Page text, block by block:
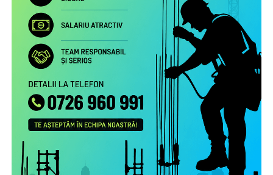
Studiu la nivel european privind patternurile de relaționare,
practicile de exercitare a rolului parental la distanță și
nevoile de sprijin ale familiilor transnaționale, în special ale
părinților români aflați la muncă în străinătate.
Campanie de informare și conștientizare cu privire la
nevoile copiilor rămaşi acasă, necesitatea menţinerii
comunicării cu aceştia şi cu persoanele în grija cărora au
rămas copiii şi a legăturii cu comunitatea de proveniență
(online, media) pentru peste 1.000.000 de români care